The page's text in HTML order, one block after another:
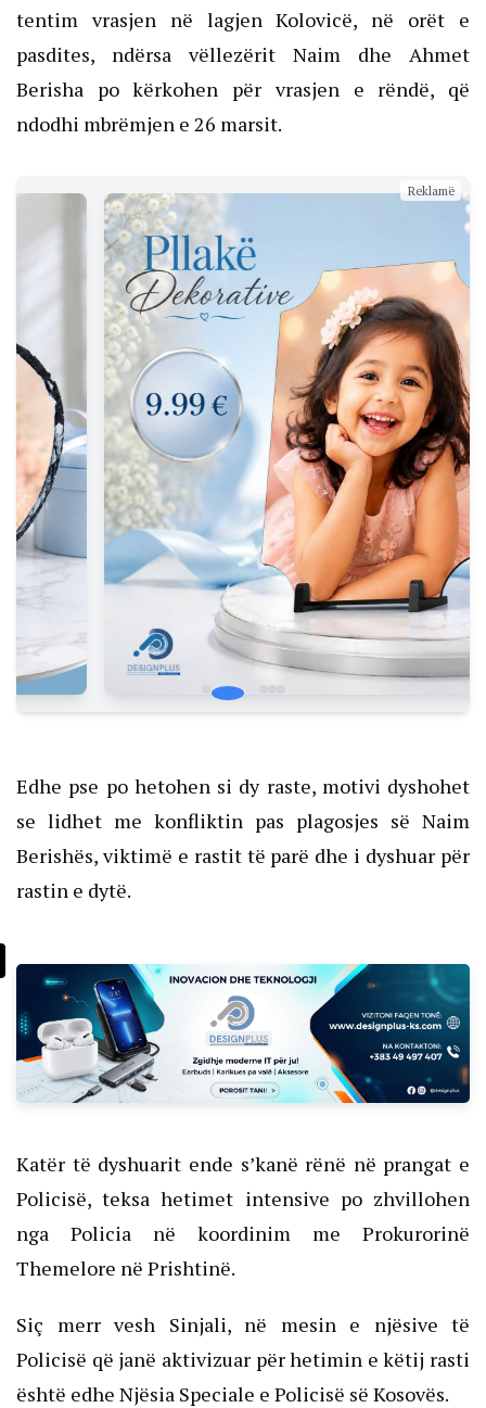
tentim vrasjen në lagjen Kolovicë, në orët e
pasdites, ndërsa vëllezërit Naim dhe Ahmet
Berisha po kërkohen për vrasjen e rëndë, që
ndodhi mbrëmjen e 26 marsit.
Reklamë
Edhe pse po hetohen si dy raste, motivi dyshohet
se lidhet me konfliktin pas plagosjes së Naim
Berishës, viktimë e rastit të parë dhe i dyshuar për
rastin e dytë.
Katër të dyshuarit ende s’kanë rënë në prangat e
Policisë, teksa hetimet intensive po zhvillohen
nga Policia në koordinim me Prokurorinë
Themelore në Prishtinë.
Siç merr vesh Sinjali, në mesin e njësive të
Policisë që janë aktivizuar për hetimin e këtij rasti
është edhe Njësia Speciale e Policisë së Kosovës.